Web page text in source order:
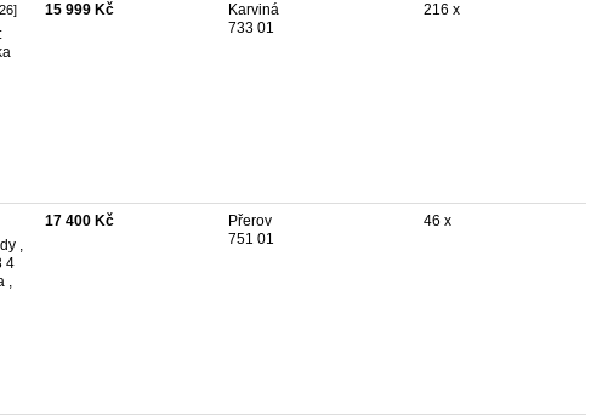
15 999 Kč
Karviná
733 01
216 x
,
4
,
17 400 Kč
Přerov
751 01
46 x